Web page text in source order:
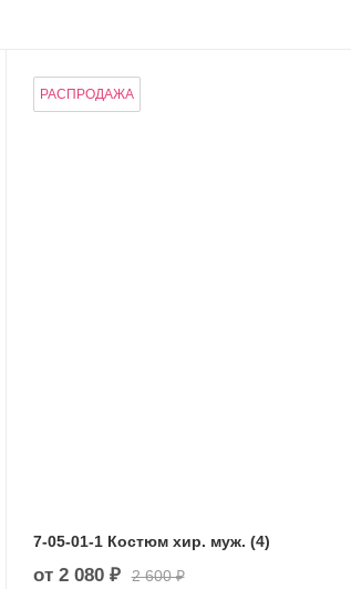
РАСПРОДАЖА
7-05-01-1 Костюм хир. муж. (4)
от 2 080 ₽ 2 600 ₽